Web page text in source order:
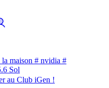
maison # nvidia #
Sol
au Club iGen !